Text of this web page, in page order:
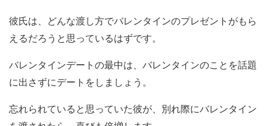
彼氏は、どんな渡し方でバレンタインのプレゼントがもら
えるだろうと思っているはずです。
バレンタインデートの最中は、バレンタインのことを話題
に出さずにデートをしましょう。
忘れられていると思っていた彼が、別れ際にバレンタイン